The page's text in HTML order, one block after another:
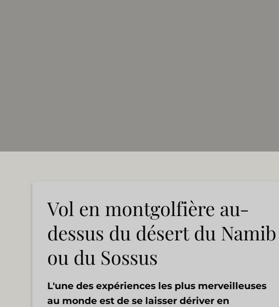
Vol en montgolfière au-
dessus du désert du Namib
ou du Sossus
L'une des expériences les plus merveilleuses
au monde est de se laisser dériver en